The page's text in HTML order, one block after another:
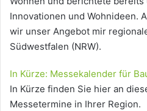
Innovationen und Wohnideen.
wir unser Angebot mir
Südwestfalen (NRW).
In Kürze: Messekalender für
In Kürze finden Sie hier an
Messetermine in Ihrer Region.